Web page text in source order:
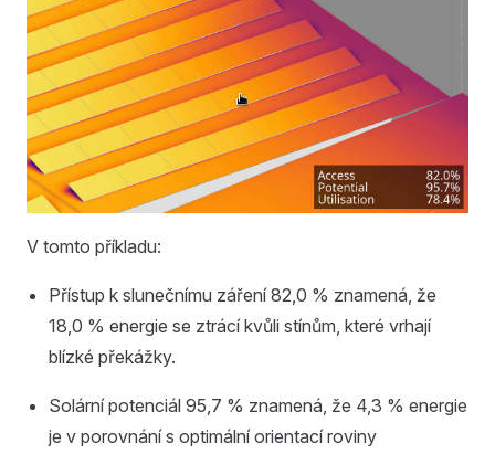
V tomto příkladu:
Přístup k slunečnímu záření 82,0 % znamená, že
18,0 % energie se ztrácí kvůli stínům, které vrhají
blízké překážky.
Solární potenciál 95,7 % znamená, že 4,3 % energie
je v porovnání s optimální orientací roviny